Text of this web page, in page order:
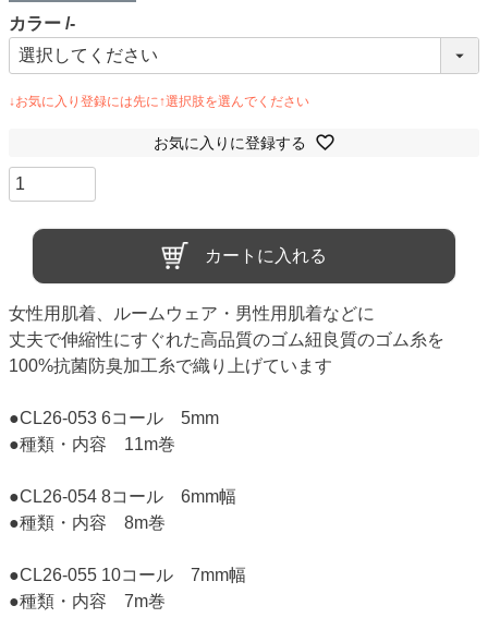
カラー -
お気に入りに登録する
カートに入れる
女性用肌着、ルームウェア・男性用肌着などに
丈夫で伸縮性にすぐれた高品質のゴム紐良質のゴム糸を
100%抗菌防臭加工糸で織り上げています
●CL26-053 6コール 5mm
●種類・内容 11m巻
●CL26-054 8コール 6mm幅
●種類・内容 8m巻
●CL26-055 10コール 7mm幅
●種類・内容 7m巻